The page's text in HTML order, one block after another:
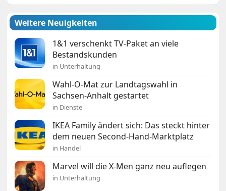
Weitere Neuigkeiten
1&1 verschenkt TV-Paket an viele
Bestandskunden
in Unterhaltung
Wahl-O-Mat zur Landtagswahl in
Sachsen-Anhalt gestartet
in Dienste
IKEA Family ändert sich: Das steckt hinter
dem neuen Second-Hand-Marktplatz
in Handel
Marvel will die X-Men ganz neu auflegen
in Unterhaltung